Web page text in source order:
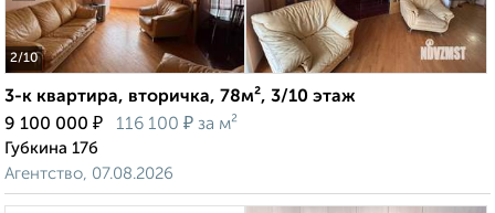
2/10
3-к квартира, вторичка, 78м², 3/10 этаж
9 100 000 ₽ 116 100 ₽ за м²
Губкина 17б
Агентство, 07.08.2026